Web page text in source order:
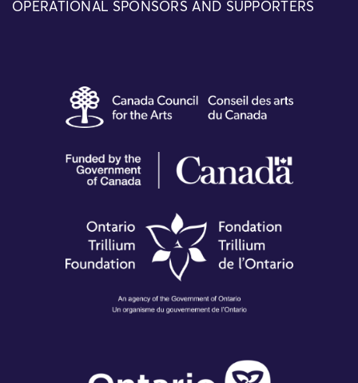
OPERATIONAL SPONSORS AND SUPPORTERS